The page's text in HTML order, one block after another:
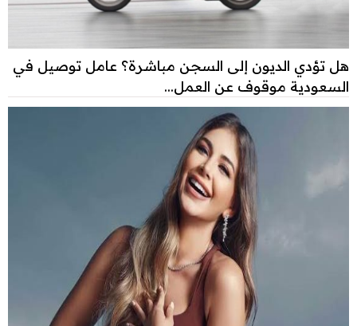
هل تؤدي الديون إلى السجن مباشرة؟ عامل توصيل في
السعودية موقوف عن العمل...